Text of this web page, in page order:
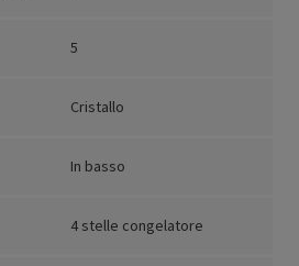
5
Cristallo
In basso
4 stelle congelatore